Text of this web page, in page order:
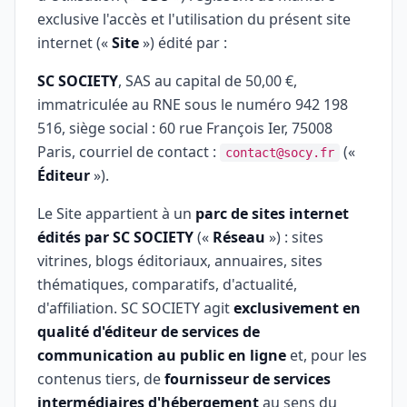
exclusive l'accès et l'utilisation du présent site
internet («Site») édité par :
SC SOCIETY, SAS au capital de 50,00 €,
immatriculée au RNE sous le numéro 942 198
516, siège social : 60 rue François Ier, 75008
Paris, courriel de contact :
contact@socy.fr
(«
Éditeur»).
Le Site appartient à un parc de sites internet
édités par SC SOCIETY(« Réseau ») : sites
vitrines, blogs éditoriaux, annuaires, sites
thématiques, comparatifs, d'actualité,
d'affiliation. SC SOCIETY agitexclusivement en
qualité d'éditeur de services de
communication au public en ligne et, pour les
contenus tiers, defournisseur de services
intermédiaires d'hébergementau sens du